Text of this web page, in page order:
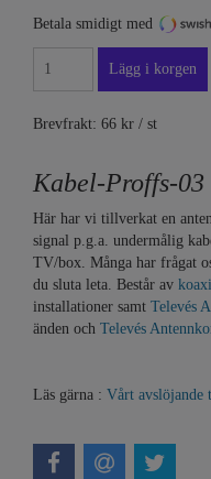
Betala smidigt med
Brevfrakt: 66 kr / st
Kabel-Proffs-03
Här har vi tillverkat en
signal p.g.a. undermålig
TV/box. Många har frågat
du sluta leta. Består av
installationer samt Televés
änden och Televés
Läs gärna : Vårt avslöjande